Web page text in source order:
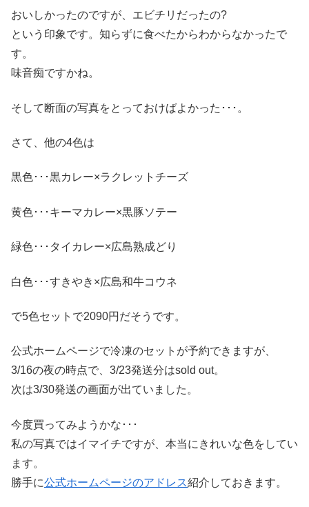
おいしかったのですが、エビチリだったの?
という印象です。知らずに食べたからわからなかったで
す。
味音痴ですかね。
そして断面の写真をとっておけばよかった･･･。
さて、他の4色は
黒色･･･黒カレー×ラクレットチーズ
黄色･･･キーマカレー×黒豚ソテー
緑色･･･タイカレー×広島熟成どり
白色･･･すきやき×広島和牛コウネ
で5色セットで2090円だそうです。
公式ホームページで冷凍のセットが予約できますが、
3/16の夜の時点で、3/23発送分はsold out。
次は3/30発送の画面が出ていました。
今度買ってみようかな･･･
私の写真ではイマイチですが、本当にきれいな色をしてい
ます。
勝手に公式ホームページのアドレス紹介しておきます。